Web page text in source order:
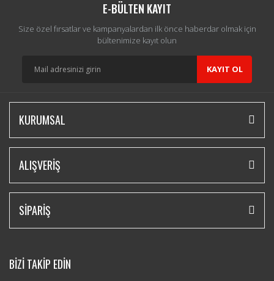
E-BÜLTEN KAYIT
Size özel fırsatlar ve kampanyalardan ilk önce haberdar olmak için
bültenimize kayıt olun
KAYIT OL
KURUMSAL
ALIŞVERİŞ
SİPARİŞ
BİZİ TAKİP EDİN